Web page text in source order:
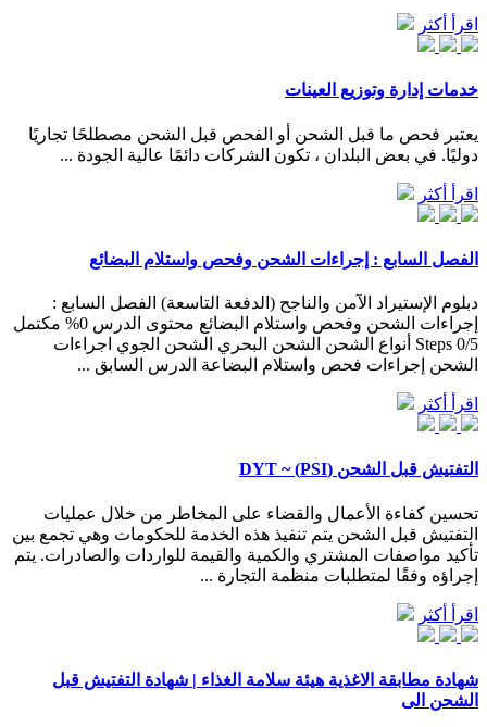
اقرأ أكثر
خدمات إدارة وتوزيع العينات
يعتبر فحص ما قبل الشحن أو الفحص قبل الشحن مصطلحًا تجاريًا
دوليًا. في بعض البلدان ، تكون الشركات دائمًا عالية الجودة ...
اقرأ أكثر
الفصل السابع : إجراءات الشحن وفحص واستلام البضائع
دبلوم الإستيراد الآمن والناجح (الدفعة التاسعة) الفصل السابع :
إجراءات الشحن وفحص واستلام البضائع محتوى الدرس 0% مكتمل
0/5 Steps أنواع الشحن الشحن البحري الشحن الجوي اجراءات
الشحن إجراءات فحص واستلام البضاعة الدرس السابق ...
اقرأ أكثر
التفتيش قبل الشحن (PSI) ~ DYT
تحسين كفاءة الأعمال والقضاء على المخاطر من خلال عمليات
التفتيش قبل الشحن يتم تنفيذ هذه الخدمة للحكومات وهي تجمع بين
تأكيد مواصفات المشتري والكمية والقيمة للواردات والصادرات. يتم
إجراؤه وفقًا لمتطلبات منظمة التجارة ...
اقرأ أكثر
شهادة مطابقة الاغذية هيئة سلامة الغذاء | شهادة التفتيش قبل
الشحن الى